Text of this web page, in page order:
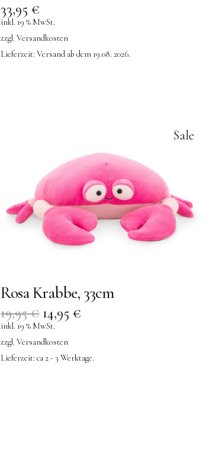
33,95 €
inkl. 19 % MwSt.
zzgl.Versandkosten
Lieferzeit:Versand ab dem 19.08. 2026.
Sale
Rosa Krabbe, 33cm
19,95€ 14,95 €
inkl. 19 % MwSt.
zzgl.Versandkosten
Lieferzeit:ca 2 - 3 Werktage.